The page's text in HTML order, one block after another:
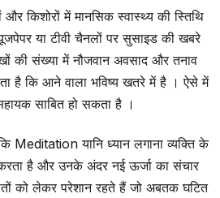
किशोरों में मानसिक स्वास्थ्य की स्तिथि
या टीवी चैनलों पर सुसाइड की खबरे
की संख्या में नौजवान अवसाद और तनाव
है कि आने वाला भविष्य खतरे में है । ऐसे में
साबित हो सकता है ।
Meditation यानि ध्यान लगाना व्यक्ति के
करता है और उनके अंदर नई ऊर्जा का संचार
को लेकर परेशान रहते हैं जो अबतक घटित